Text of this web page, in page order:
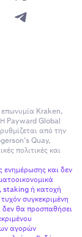
Kraken,
Η Payward Global
από την
Quay,
πολιτικές και
ενημέρωσης και δεν
staking ή κατοχή
συγκεκριμένη
δεν θα προσπαθήσει
αγορών